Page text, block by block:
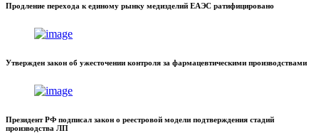
Продление перехода к единому рынку медизделий ЕАЭС ратифицировано
Утвержден закон об ужесточении контроля за фармацевтическими производствами
Президент РФ подписал закон о реестровой модели подтверждения стадий
производства ЛП